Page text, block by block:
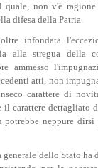
non v'è ragione
difesa della Patria.
infondata
alla stregua della
ammesso
atti, non
carattere di
il carattere dettagliato
potrebbe neppure dirsi
dello Stato ha